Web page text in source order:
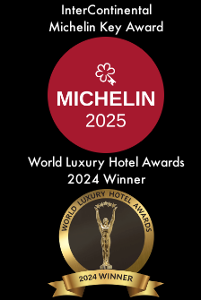
InterContinental
Michelin Key Award
World Luxury Hotel Awards
2024 Winner